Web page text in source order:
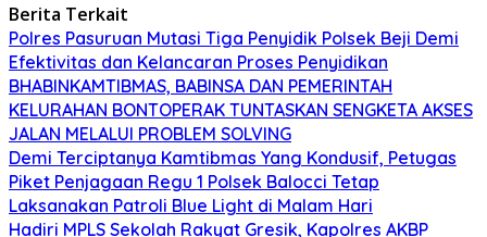
Berita Terkait
Polres Pasuruan Mutasi Tiga Penyidik Polsek Beji Demi
Efektivitas dan Kelancaran Proses Penyidikan
BHABINKAMTIBMAS, BABINSA DAN PEMERINTAH
KELURAHAN BONTOPERAK TUNTASKAN SENGKETA AKSES
JALAN MELALUI PROBLEM SOLVING
Demi Terciptanya Kamtibmas Yang Kondusif, Petugas
Piket Penjagaan Regu 1 Polsek Balocci Tetap
Laksanakan Patroli Blue Light di Malam Hari
Hadiri MPLS Sekolah Rakyat Gresik, Kapolres AKBP